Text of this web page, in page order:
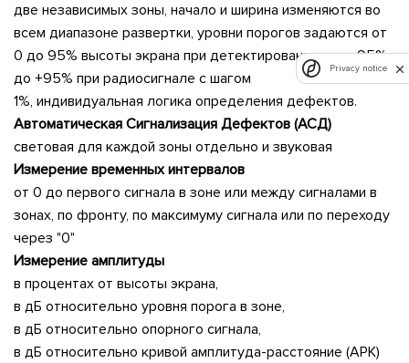
две независимых зоны, начало и ширина изменяются во
всем диапазоне развертки, уровни порогов задаются от
0 до 95% высоты экрана при детектировании и от -95%
до +95% при радиосигнале с шагом
1%, индивидуальная логика определения дефектов.
Автоматическая Сигнализация Дефектов (АСД)
световая для каждой зоны отдельно и звуковая
Измерение временных интервалов
от 0 до первого сигнала в зоне или между сигналами в
зонах, по фронту, по максимуму сигнала или по переходу
через "0"
Измерение амплитуды
в процентах от высоты экрана,
в дБ относительно уровня порога в зоне,
в дБ относительно опорного сигнала,
в дБ относительно кривой амплитуда-расстояние (АРК)
Privacy notice